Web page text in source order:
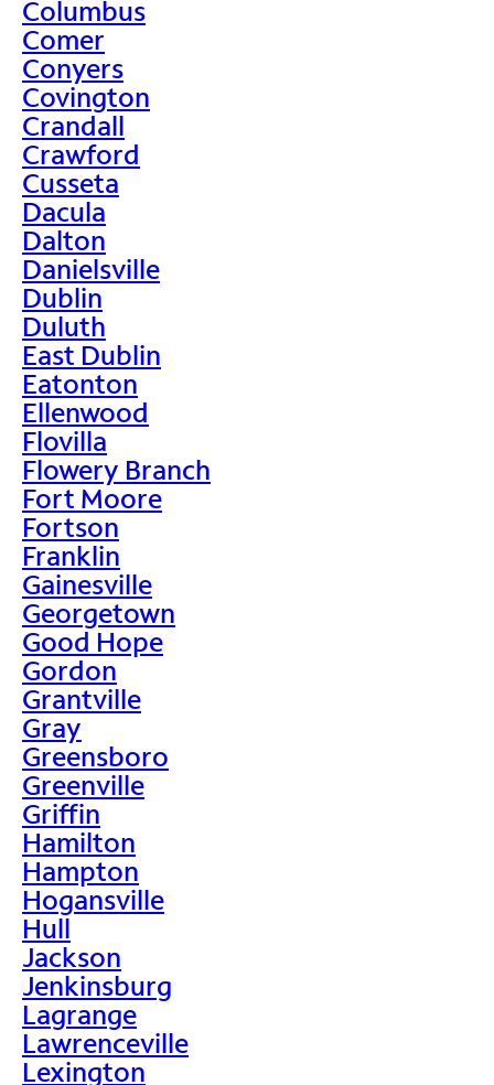
Columbus
Comer
Conyers
Covington
Crandall
Crawford
Cusseta
Dacula
Dalton
Danielsville
Dublin
Duluth
East Dublin
Eatonton
Ellenwood
Flovilla
Flowery Branch
Fort Moore
Fortson
Franklin
Gainesville
Georgetown
Good Hope
Gordon
Grantville
Gray
Greensboro
Greenville
Griffin
Hamilton
Hampton
Hogansville
Hull
Jackson
Jenkinsburg
Lagrange
Lawrenceville
Lexington